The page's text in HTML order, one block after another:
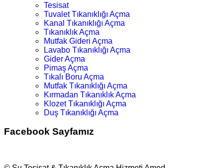
Tesisat
Tuvalet Tıkanıklığı Açma
Kanal Tıkanıklığı Açma
Tıkanıklık Açma
Mutfak Gideri Açma
Lavabo Tıkanıklığı Açma
Gider Açma
Pimaş Açma
Tıkalı Boru Açma
Mutfak Tıkanıklığı Açma
Kırmadan Tıkanıklık Açma
Klozet Tıkanıklığı Açma
Duş Tıkanıklığı Açma
Facebook Sayfamız